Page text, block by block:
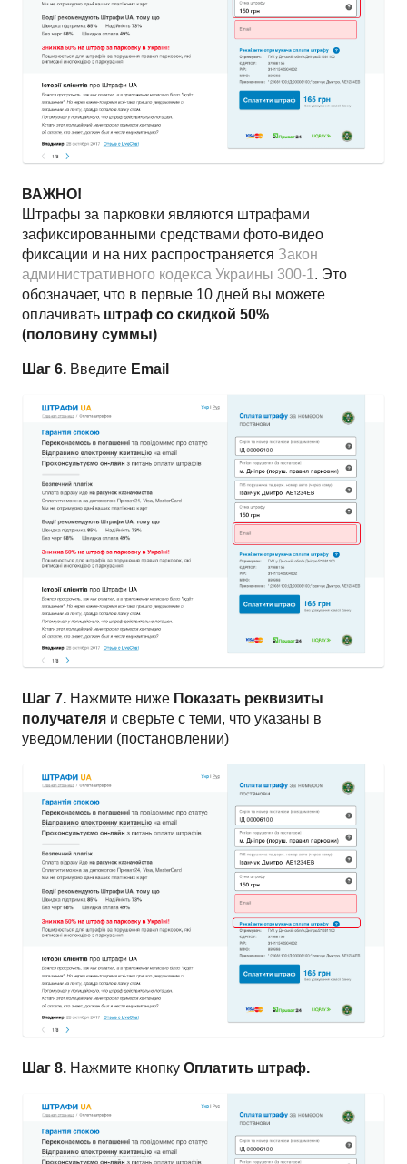
ВАЖНО!
Штрафы за парковки являются штрафами
зафиксированными средствами фото-видео
фиксации и на них распространяется Закон
административного кодекса Украины 300-1 . Это
обозначает, что в первые 10 дней вы можете
оплачивать штраф со скидкой 50%
(половину суммы)
Шаг 6. Введите Email
Шаг 7. Нажмите ниже Показать реквизиты
получателя и сверьте с теми, что указаны в
уведомлении (постановлении)
Шаг 8. Нажмите кнопку Оплатить штраф.